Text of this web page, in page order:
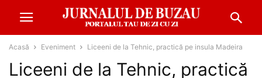
Acasă Eveniment Liceeni de la Tehnic, practică pe insula Madeira
Liceeni de la Tehnic, practică